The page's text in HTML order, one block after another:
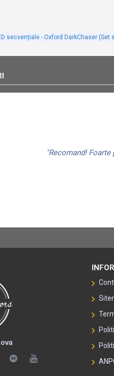
secvențiale - Oxford DarkChaser (Set
"Recomand!